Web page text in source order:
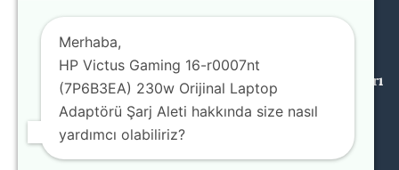
© 2026 Teknolojinin Starı
Merhaba,
HP Victus Gaming 16-r0007nt
(7P6B3EA) 230w Orijinal Laptop
Adaptörü Şarj Aleti hakkında size nasıl
yardımcı olabiliriz?